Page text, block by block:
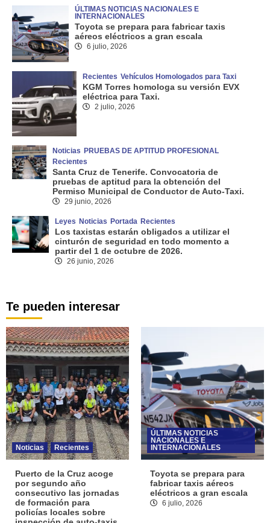
ÚLTIMAS NOTICIAS NACIONALES E
INTERNACIONALES
Toyota se prepara para fabricar taxis
aéreos eléctricos a gran escala
6 julio, 2026
Recientes Vehículos Homologados para Taxi
KGM Torres homologa su versión EVX
eléctrica para Taxi.
2 julio, 2026
Noticias PRUEBAS DE APTITUD PROFESIONAL
Recientes
Santa Cruz de Tenerife. Convocatoria de
pruebas de aptitud para la obtención del
Permiso Municipal de Conductor de Auto-Taxi.
29 junio, 2026
Leyes Noticias Portada Recientes
Los taxistas estarán obligados a utilizar el
cinturón de seguridad en todo momento a
partir del 1 de octubre de 2026.
26 junio, 2026
Te pueden interesar
Noticias Recientes
Puerto de la Cruz acoge
por segundo año
consecutivo las jornadas
de formación para
policías locales sobre
ÚLTIMAS NOTICIAS
NACIONALES E
INTERNACIONALES
Toyota se prepara para
fabricar taxis aéreos
eléctricos a gran escala
6 julio, 2026